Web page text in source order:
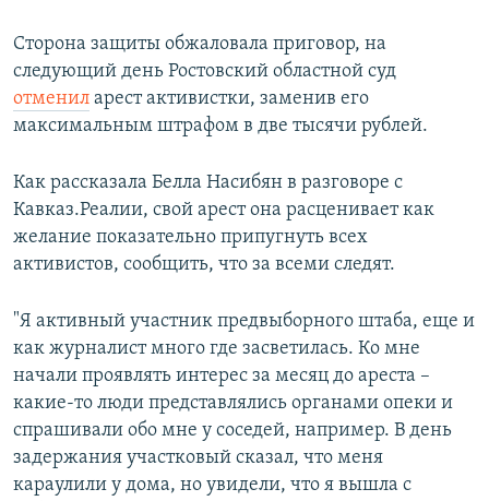
Сторона защиты обжаловала приговор, на
следующий день Ростовский областной суд
отменил арест активистки, заменив его
максимальным штрафом в две тысячи рублей.
Как рассказала Белла Насибян в разговоре с
Кавказ.Реалии, свой арест она расценивает как
желание показательно припугнуть всех
активистов, сообщить, что за всеми следят.
"Я активный участник предвыборного штаба, еще и
как журналист много где засветилась. Ко мне
начали проявлять интерес за месяц до ареста –
какие-то люди представлялись органами опеки и
спрашивали обо мне у соседей, например. В день
задержания участковый сказал, что меня
караулили у дома, но увидели, что я вышла с